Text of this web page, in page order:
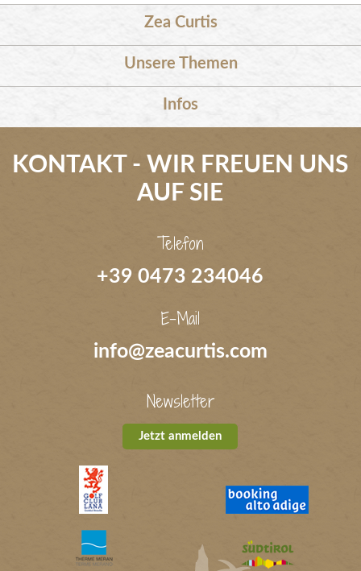
Zea Curtis
Unsere Themen
Infos
KONTAKT - WIR FREUEN UNS
AUF SIE
Telefon
+39 0473 234046
E-Mail
info@zeacurtis.com
Newsletter
Jetzt anmelden